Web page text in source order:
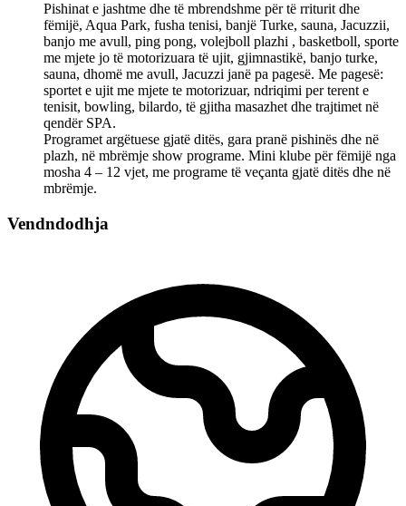
Pishinat e jashtme dhe të mbrendshme për të rriturit dhe
fëmijë, Aqua Park, fusha tenisi, banjë Turke, sauna, Jacuzzii,
banjo me avull, ping pong, volejboll plazhi , basketboll, sporte
me mjete jo të motorizuara të ujit, gjimnastikë, banjo turke,
sauna, dhomë me avull, Jacuzzi janë pa pagesë. Me pagesë:
sportet e ujit me mjete te motorizuar, ndriqimi per terent e
tenisit, bowling, bilardo, të gjitha masazhet dhe trajtimet në
qendër SPA.
Programet argëtuese gjatë ditës, gara pranë pishinës dhe në
plazh, në mbrëmje show programe. Mini klube për fëmijë nga
mosha 4 – 12 vjet, me programe të veçanta gjatë ditës dhe në
mbrëmje.
Vendndodhja